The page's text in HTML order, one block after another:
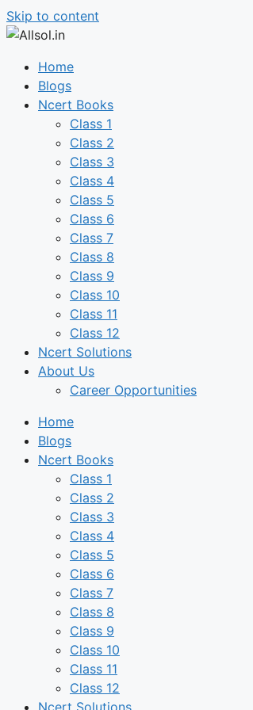
Skip to content
Home
Blogs
Ncert Books
Class 1
Class 2
Class 3
Class 4
Class 5
Class 6
Class 7
Class 8
Class 9
Class 10
Class 11
Class 12
Ncert Solutions
About Us
Career Opportunities
Home
Blogs
Ncert Books
Class 1
Class 2
Class 3
Class 4
Class 5
Class 6
Class 7
Class 8
Class 9
Class 10
Class 11
Class 12
Ncert Solutions